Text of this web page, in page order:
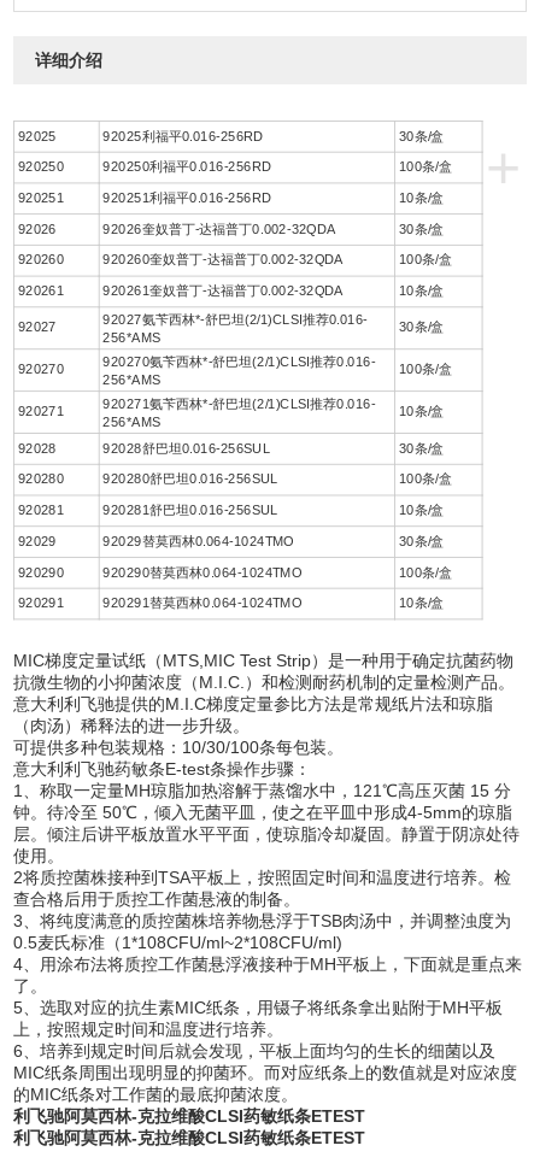
详细介绍
+
92025 92025利福平0.016-256RD 30条/盒
920250 920250利福平0.016-256RD 100条/盒
920251 920251利福平0.016-256RD 10条/盒
92026 92026奎奴普丁-达福普丁0.002-32QDA 30条/盒
920260 920260奎奴普丁-达福普丁0.002-32QDA 100条/盒
920261 920261奎奴普丁-达福普丁0.002-32QDA 10条/盒
92027 92027氨苄西林*-舒巴坦(2/1)CLSI推荐0.016-
256*AMS
30条/盒
920270
920270氨苄西林*-舒巴坦(2/1)CLSI推荐0.016-
256*AMS
100条/盒
920271
920271氨苄西林*-舒巴坦(2/1)CLSI推荐0.016-
256*AMS
10条/盒
92028 92028舒巴坦0.016-256SUL 30条/盒
920280 920280舒巴坦0.016-256SUL
100条/盒
920281
920281舒巴坦0.016-256SUL 10条/盒
92029 92029替莫西林0.064-1024TMO 30条/盒
920290 920290替莫西林0.064-1024TMO
100条/盒
920291
920291替莫西林0.064-1024TMO 10条/盒
MIC梯度定量试纸（MTS,MIC Test Strip）是一种用于确定抗菌药物
抗微生物的小抑菌浓度（M.I.C.）和检测耐药机制的定量检测产品。
意大利利飞驰提供的M.I.C梯度定量参比方法是常规纸片法和琼脂
（肉汤）稀释法的进一步升级。
可提供多种包装规格：10/30/100条每包装。
意大利利飞驰药敏条E-test条操作步骤：
1、称取一定量MH琼脂加热溶解于蒸馏水中，121℃高压灭菌 15 分
钟。待冷至 50℃，倾入无菌平皿，使之在平皿中形成4-5mm的琼脂
层。倾注后讲平板放置水平平面，使琼脂冷却凝固。静置于阴凉处待
使用。
2将质控菌株接种到TSA平板上，按照固定时间和温度进行培养。检
查合格后用于质控工作菌悬液的制备。
3、将纯度满意的质控菌株培养物悬浮于TSB肉汤中，并调整浊度为
0.5麦氏标准（1*108CFU/ml~2*108CFU/ml)
4、用涂布法将质控工作菌悬浮液接种于MH平板上，下面就是重点来
了。
5、选取对应的抗生素MIC纸条，用镊子将纸条拿出贴附于MH平板
上，按照规定时间和温度进行培养。
6、培养到规定时间后就会发现，平板上面均匀的生长的细菌以及
MIC纸条周围出现明显的抑菌环。而对应纸条上的数值就是对应浓度
的MIC纸条对工作菌的最底抑菌浓度。
利飞驰阿莫西林-克拉维酸CLSI药敏纸条ETEST
利飞驰阿莫西林-克拉维酸CLSI药敏纸条ETEST